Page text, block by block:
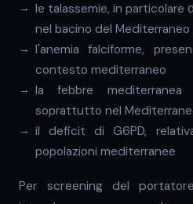
le talassemie, in particolare
nel bacino del Mediterraneo
l'anemia falciforme,
contesto mediterraneo
la febbre mediterranea
soprattutto nel
il deficit di G6PD,
popolazioni mediterranee
Per screening del